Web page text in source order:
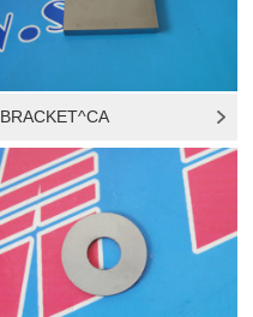
BRACKET^CA